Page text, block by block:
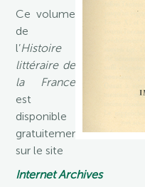
Ce volume
de
l’Histoire
littéraire de
la France
est
disponible
gratuitement
sur le site
Internet Archives